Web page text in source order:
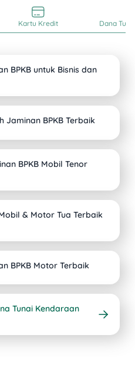
Kartu Kredit Dana
BPKB untuk Bisnis dan
Jaminan BPKB Terbaik
BPKB Mobil Tenor
& Motor Tua Terbaik
BPKB Motor Terbaik
Tunai Kendaraan